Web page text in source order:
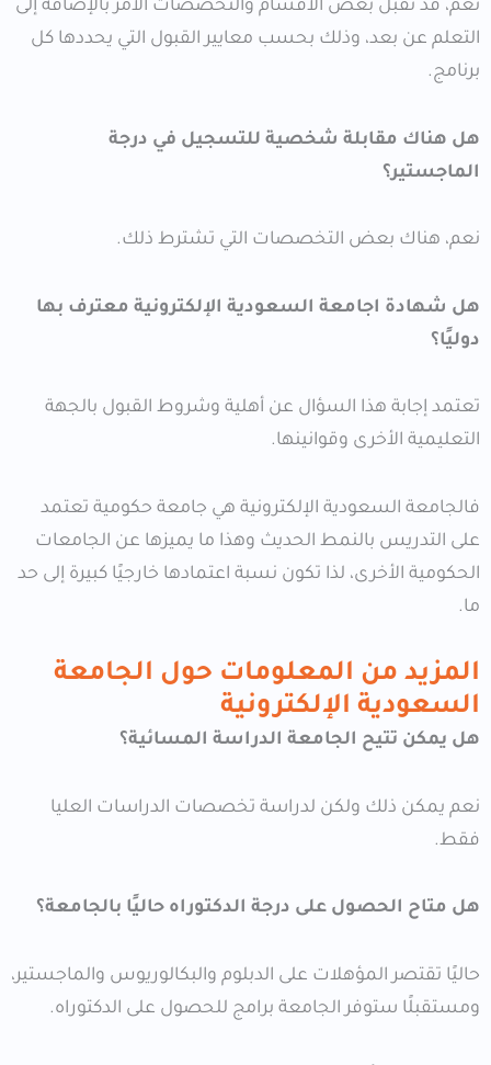
نعم، قد تقبل بعض الأقسام والتخصصات الأمر بالإضافة إلى
التعلم عن بعد، وذلك بحسب معايير القبول التي يحددها كل
برنامج.
هل هناك مقابلة شخصية للتسجيل في درجة
الماجستير؟
نعم، هناك بعض التخصصات التي تشترط ذلك.
هل شهادة اجامعة السعودية الإلكترونية معترف بها
دوليًا؟
تعتمد إجابة هذا السؤال عن أهلية وشروط القبول بالجهة
التعليمية الأخرى وقوانينها.
فالجامعة السعودية الإلكترونية هي جامعة حكومية تعتمد
على التدريس بالنمط الحديث وهذا ما يميزها عن الجامعات
الحكومية الأخرى، لذا تكون نسبة اعتمادها خارجيًا كبيرة إلى حد
ما.
المزيد من المعلومات حول الجامعة
السعودية الإلكترونية
هل يمكن تتيح الجامعة الدراسة المسائية؟
نعم يمكن ذلك ولكن لدراسة تخصصات الدراسات العليا
فقط.
هل متاح الحصول على درجة الدكتوراه حاليًا بالجامعة؟
حاليًا تقتصر المؤهلات على الدبلوم والبكالوريوس والماجستير،
ومستقبلًا ستوفر الجامعة برامج للحصول على الدكتوراه.